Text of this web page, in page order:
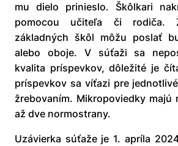
mu dielo prinieslo. Škôlkari
pomocou učiteľa či rodiča.
základných škôl môžu poslať
alebo oboje. V súťaži sa
kvalita príspevkov, dôležité je
príspevkov sa víťazi pre
žrebovaním. Mikropoviedky majú
až dve normostrany.
Uzávierka súťaže je 1. apríla